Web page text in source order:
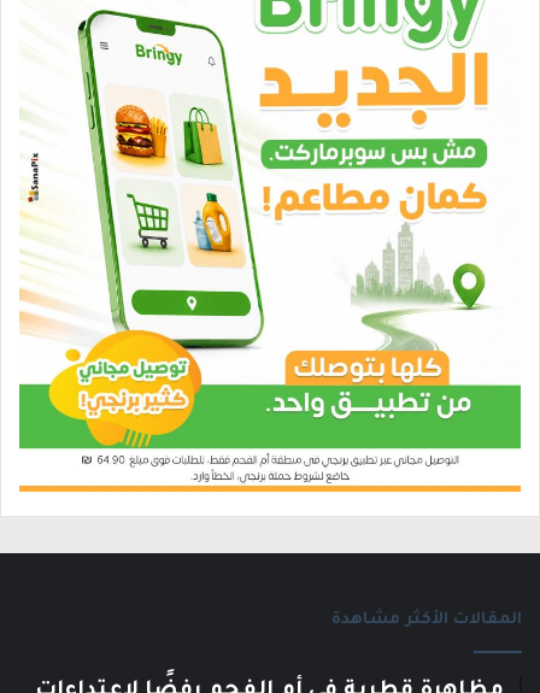
المقالات الأكثر مشاهدة